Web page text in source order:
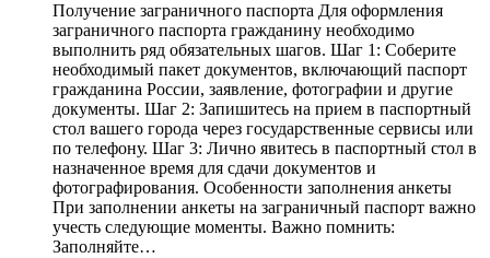
Получение заграничного паспорта Для оформления
заграничного паспорта гражданину необходимо
выполнить ряд обязательных шагов. Шаг 1: Соберите
необходимый пакет документов, включающий паспорт
гражданина России, заявление, фотографии и другие
документы. Шаг 2: Запишитесь на прием в паспортный
стол вашего города через государственные сервисы или
по телефону. Шаг 3: Лично явитесь в паспортный стол в
назначенное время для сдачи документов и
фотографирования. Особенности заполнения анкеты
При заполнении анкеты на заграничный паспорт важно
учесть следующие моменты. Важно помнить:
Заполняйте…